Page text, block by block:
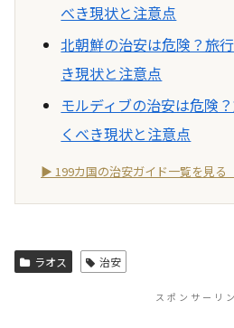
べき現状と注意点
北朝鮮の治安は危険？旅
き現状と注意点
モルディブの治安は危険
くべき現状と注意点
▶ 199カ国の治安ガイド一覧を見る
ラオス 治安
スポンサーリ